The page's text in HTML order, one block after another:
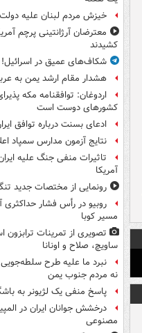
خیزش مردم لبنان علیه
معترضان آرژانتینی پرچم
کشیدند
شکاف‌های عمیق در اسرائیل!
هشدار مقام ارشد یمن به
اردوغان: توافقنامه مکه
کشورهای دوست است
ادعای بسنت درباره توافق
نتایج آزمون مدارس سمپاد
تاثیرات منفی جنگ علیه ایران
آمریکا
رونمایی از مختصات جدید
روبیو در رأس فشار حداکثری
مسیر کوبا
تصویری از تمرینات ترابزون
ساویچ، صلاح و اونانا
نبرد ما علیه طرح
نه مردم جنوب یمن
پاسخ منفی یک لژیونر به
درخشش جوانان ایران در
مصنوعی